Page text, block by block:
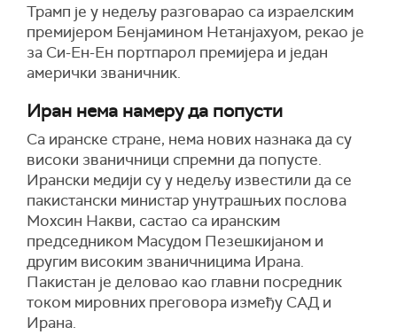
Трамп је у недељу разговарао са израелским
премијером Бенјамином Нетанјахуом, рекао је
за Си-Ен-Ен портпарол премијера и један
амерички званичник.
Иран нема намеру да попусти
Са иранске стране, нема нових назнака да су
високи званичници спремни да попусте.
Ирански медији су у недељу известили да се
пакистански министар унутрашњих послова
Мохсин Накви, састао са иранским
председником Масудом Пезешкијаном и
другим високим званичницима Ирана.
Пакистан је деловао као главни посредник
током мировних преговора између САД и
Ирана.